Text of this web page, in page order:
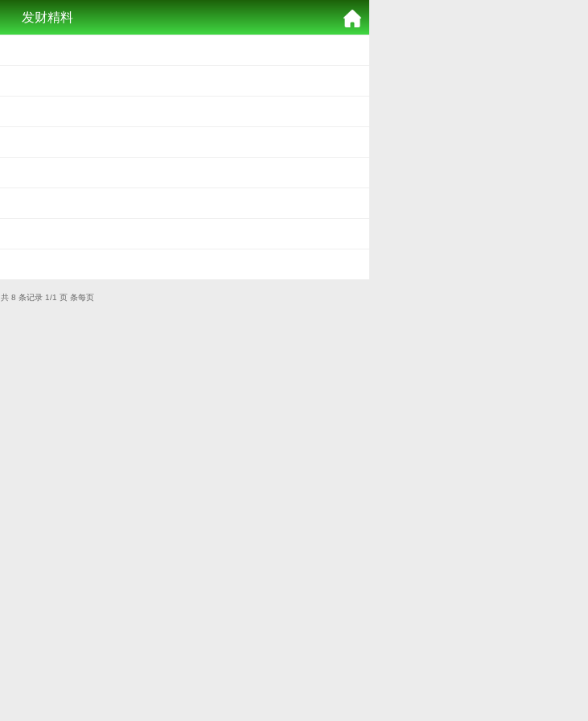
发财精料
共 8 条记录 1/1 页 条每页